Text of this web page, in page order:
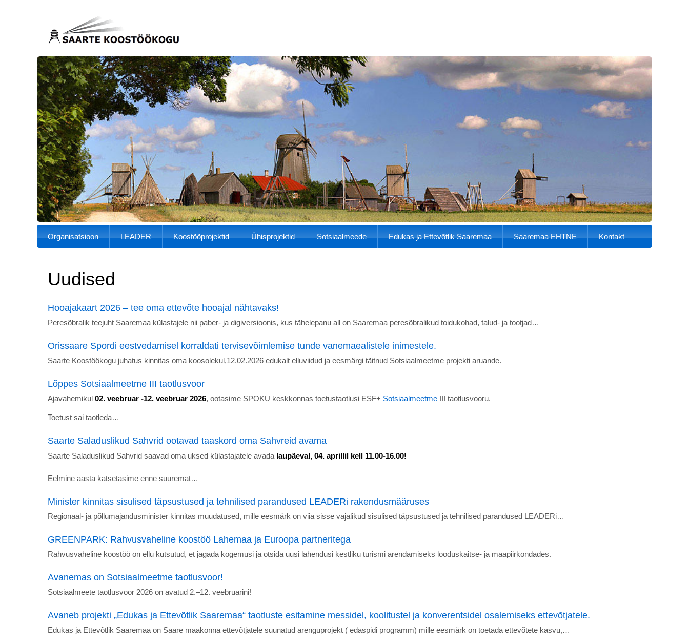
Organisatsioon LEADER Koostööprojektid Ühisprojektid Sotsiaalmeede Edukas ja Ettevõtlik Saaremaa Saaremaa EHTNE Kontakt
Uudised
Hooajakaart 2026 – tee oma ettevõte hooajal nähtavaks!
Peresõbralik teejuht Saaremaa külastajele nii paber- ja digiversioonis, kus tähelepanu all on Saaremaa peresõbralikud toidukohad, talud- ja tootjad…
Orissaare Spordi eestvedamisel korraldati tervisevõimlemise tunde vanemaealistele inimestele.
Saarte Koostöökogu juhatus kinnitas oma koosolekul,12.02.2026 edukalt elluviidud ja eesmärgi täitnud Sotsiaalmeetme projekti aruande.
Lõppes Sotsiaalmeetme III taotlusvoor
Ajavahemikul 02. veebruar -12. veebruar 2026, ootasime SPOKU keskkonnas toetustaotlusi ESF+ Sotsiaalmeetme III taotlusvooru.
Toetust sai taotleda…
Saarte Saladuslikud Sahvrid ootavad taaskord oma Sahvreid avama
Saarte Saladuslikud Sahvrid saavad oma uksed külastajatele avada laupäeval, 04. aprillil kell 11.00-16.00!
Eelmine aasta katsetasime enne suuremat…
Minister kinnitas sisulised täpsustused ja tehnilised parandused LEADERi rakendusmääruses
Regionaal- ja põllumajandusminister kinnitas muudatused, mille eesmärk on viia sisse vajalikud sisulised täpsustused ja tehnilised parandused LEADERi…
GREENPARK: Rahvusvaheline koostöö Lahemaa ja Euroopa partneritega
Rahvusvaheline koostöö on ellu kutsutud, et jagada kogemusi ja otsida uusi lahendusi kestliku turismi arendamiseks looduskaitse- ja maapiirkondades.
Avanemas on Sotsiaalmeetme taotlusvoor!
Sotsiaalmeete taotlusvoor 2026 on avatud 2.–12. veebruarini!
Avaneb projekti „Edukas ja Ettevõtlik Saaremaa“ taotluste esitamine messidel, koolitustel ja konverentsidel osalemiseks ettevõtjatele.
Edukas ja Ettevõtlik Saaremaa on Saare maakonna ettevõtjatele suunatud arenguprojekt ( edaspidi programm) mille eesmärk on toetada ettevõtete kasvu,…